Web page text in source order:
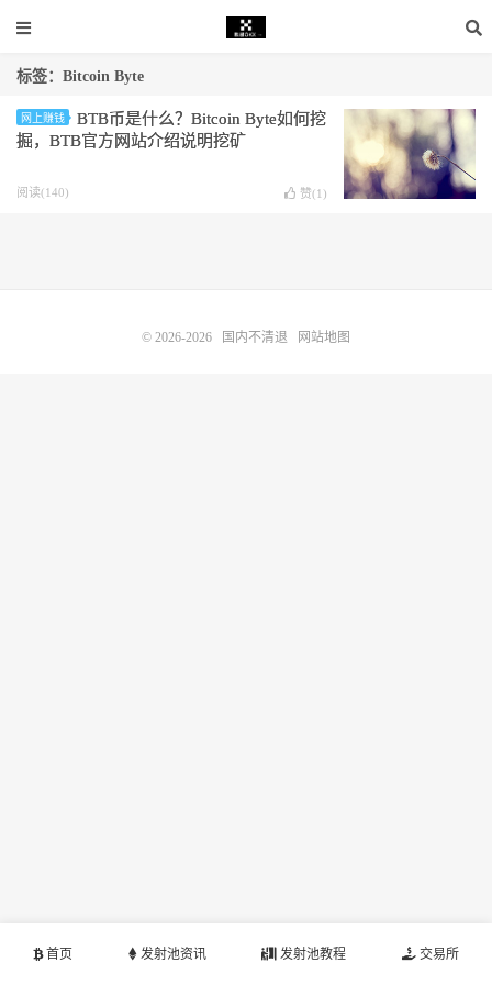
标签：Bitcoin Byte
网上赚钱
BTB币是什么？Bitcoin Byte如何挖
掘，BTB官方网站介绍说明挖矿
阅读(140) 赞(1 )
首页 发射池资讯 发射池教程 交易所
© 2026-2026 国内不清退 网站地图